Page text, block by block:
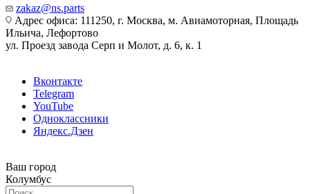
zakaz@ns.parts
Адрес офиса: 111250, г. Москва, м. Авиамоторная, Площадь
Ильича, Лефортово
ул. Проезд завода Серп и Молот, д. 6, к. 1
Вконтакте
Telegram
YouTube
Одноклассники
Яндекс.Дзен
Ваш город
Колумбус